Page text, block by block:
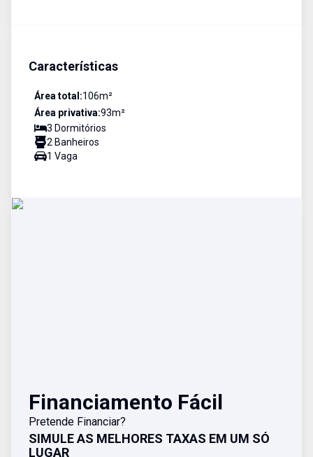
Características
Área total:106m²
Área privativa:93m²
3 Dormitórios
2 Banheiros
1 Vaga
Financiamento Fácil
Pretende Financiar?
SIMULE AS MELHORES TAXAS EM UM SÓ
LUGAR